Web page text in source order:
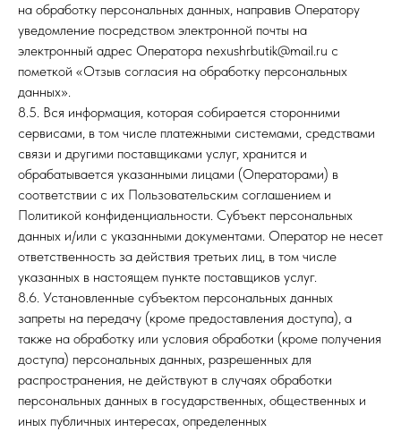
на обработку персональных данных, направив Оператору
уведомление посредством электронной почты на
электронный адрес Оператора nexushrbutik@mail.ru с
пометкой «Отзыв согласия на обработку персональных
данных».
8.5. Вся информация, которая собирается сторонними
сервисами, в том числе платежными системами, средствами
связи и другими поставщиками услуг, хранится и
обрабатывается указанными лицами (Операторами) в
соответствии с их Пользовательским соглашением и
Политикой конфиденциальности. Субъект персональных
данных и/или с указанными документами. Оператор не несет
ответственность за действия третьих лиц, в том числе
указанных в настоящем пункте поставщиков услуг.
8.6. Установленные субъектом персональных данных
запреты на передачу (кроме предоставления доступа), а
также на обработку или условия обработки (кроме получения
доступа) персональных данных, разрешенных для
распространения, не действуют в случаях обработки
персональных данных в государственных, общественных и
иных публичных интересах, определенных